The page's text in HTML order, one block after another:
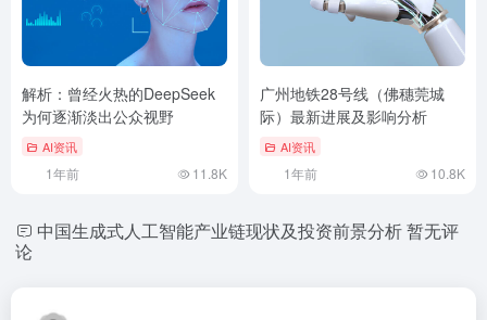
解析：曾经火热的DeepSeek
为何逐渐淡出公众视野
AI资讯
1年前 11.8K
广州地铁28号线（佛穗莞城
际）最新进展及影响分析
AI资讯
1年前 10.8K
中国生成式人工智能产业链现状及投资前景分析暂无评
论